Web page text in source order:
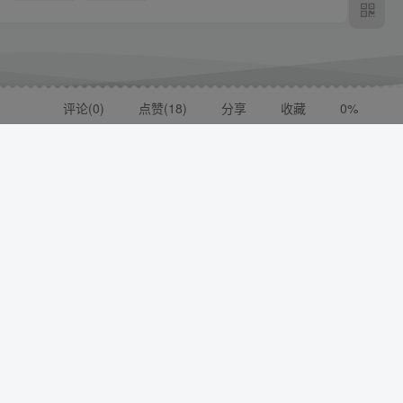
评论(0) 点赞(18) 分享 收藏 0%